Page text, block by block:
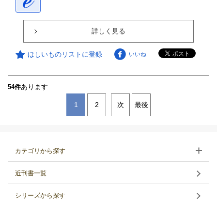
詳しく見る
ほしいものリストに登録 いいね
54件あります
1 2 次 最後
カテゴリから探す
近刊書一覧
シリーズから探す